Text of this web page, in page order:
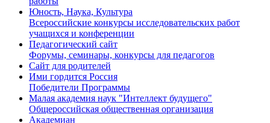
Юность, Наука, Культура
Всероссийские конкурсы исследовательских работ
учащихся и конференции
Педагогический сайт
Форумы, семинары, конкурсы для педагогов
Сайт для родителей
Ими гордится Россия
Победители Программы
Малая академия наук "Интеллект будущего"
Общероссийская общественная организация
Академиан